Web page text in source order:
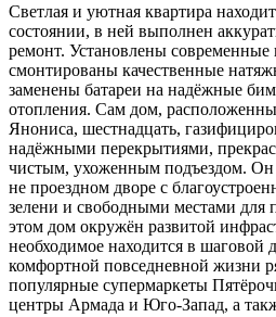
Светлая и уютная квартира
состоянии, в ней выполнен
ремонт. Установлены современные
смонтированы качественные
заменены батареи на надёжные
отопления. Сам дом,
Янониса, шестнадцать,
надёжными перекрытиями,
чистым, ухоженным подъездом. Он
не проездном дворе с
зелени и свободными местами для
этом дом окружён развитой
необходимое находится в шаговой
комфортной повседневной жизни
популярные супермаркеты
центры Армада и Юго-Запад, а